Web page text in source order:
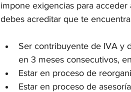
impone exigencias para
debes acreditar que te
Ser contribuyente de IVA y
en 3 meses consecutivos,
Estar en proceso de
Estar en proceso de